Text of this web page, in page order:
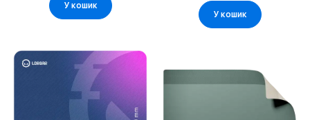
У кошик
У кошик